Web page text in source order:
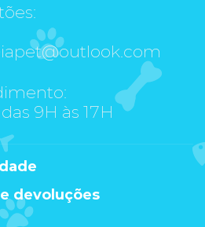
9H às 17H
devoluções